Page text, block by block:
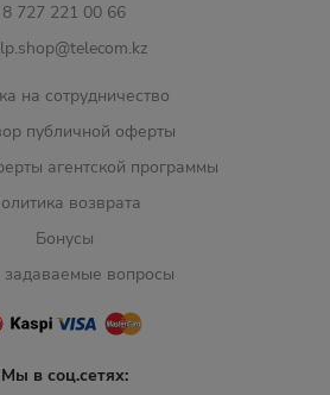
8 727 221 00 66
на сотрудничество
публичной оферты
агентской программы
возврата
Бонусы
задаваемые вопросы
Мы в соц.сетях: